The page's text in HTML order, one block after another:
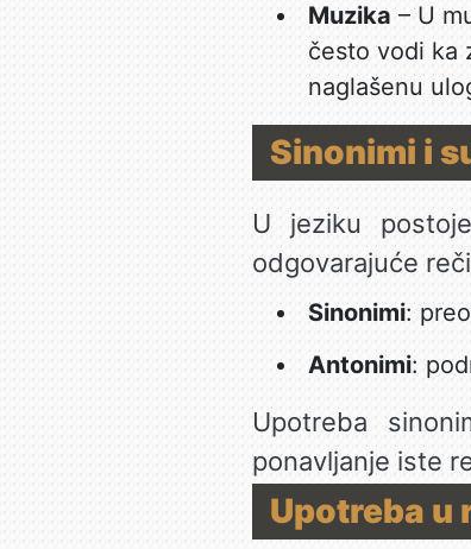
Muzika– U
često vodi ka
naglašenu
Sinonimi i
U jeziku
odgovarajuće
Sinonimi:
Antonimi:
Upotreba
ponavljanje iste
Upotreba u